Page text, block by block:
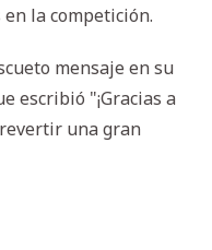
la competición.
mensaje en su
escribió "¡Gracias a
una gran